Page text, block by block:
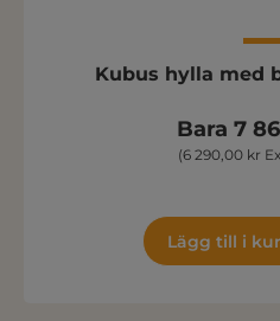
Kubus hylla med
Bara 7
(6 290,00 kr
Lägg till i